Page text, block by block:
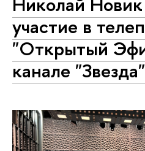
участие в
"Открытый
канале "Звезда"